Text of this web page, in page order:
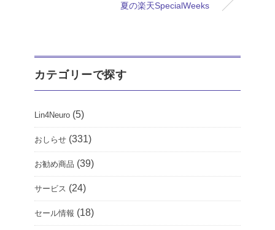
夏の楽天SpecialWeeks
カテゴリーで探す
Lin4Neuro (5)
おしらせ (331)
お勧め商品 (39)
サービス (24)
セール情報 (18)